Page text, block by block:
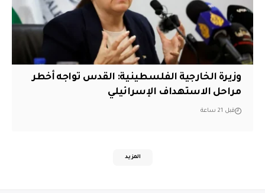
وزيرة الخارجية الفلسطينية: القدس تواجه أخطر
مراحل الاستهداف الإسرائيلي
قبل 21 ساعة
المزيد